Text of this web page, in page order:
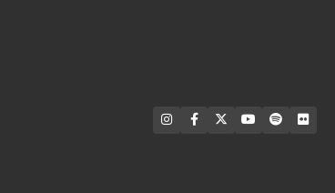
INSTAGRAM
FACEBOOK YOUTUBE
SPOTIFY